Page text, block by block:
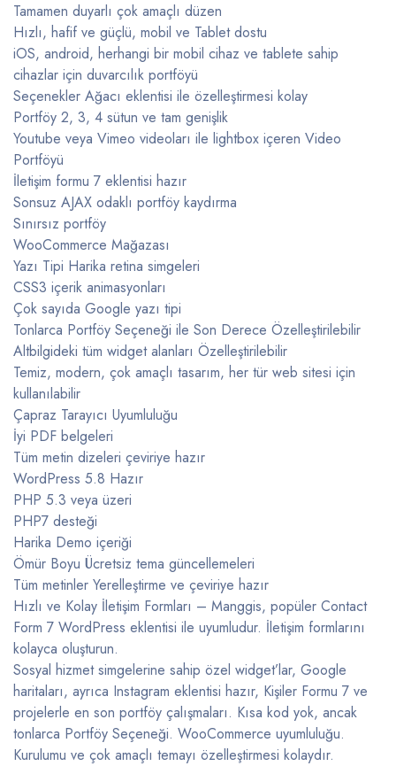
Tamamen duyarlı çok amaçlı düzen
Hızlı, hafif ve güçlü, mobil ve Tablet dostu
iOS, android, herhangi bir mobil cihaz ve tablete sahip
cihazlar için duvarcılık portföyü
Seçenekler Ağacı eklentisi ile özelleştirmesi kolay
Portföy 2, 3, 4 sütun ve tam genişlik
Youtube veya Vimeo videoları ile lightbox içeren Video
Portföyü
İletişim formu 7 eklentisi hazır
Sonsuz AJAX odaklı portföy kaydırma
Sınırsız portföy
WooCommerce Mağazası
Yazı Tipi Harika retina simgeleri
CSS3 içerik animasyonları
Çok sayıda Google yazı tipi
Tonlarca Portföy Seçeneği ile Son Derece Özelleştirilebilir
Altbilgideki tüm widget alanları Özelleştirilebilir
Temiz, modern, çok amaçlı tasarım, her tür web sitesi için
kullanılabilir
Çapraz Tarayıcı Uyumluluğu
İyi PDF belgeleri
Tüm metin dizeleri çeviriye hazır
WordPress 5.8 Hazır
PHP 5.3 veya üzeri
PHP7 desteği
Harika Demo içeriği
Ömür Boyu Ücretsiz tema güncellemeleri
Tüm metinler Yerelleştirme ve çeviriye hazır
Hızlı ve Kolay İletişim Formları – Manggis, popüler Contact
Form 7 WordPress eklentisi ile uyumludur. İletişim formlarını
kolayca oluşturun.
Sosyal hizmet simgelerine sahip özel widget’lar, Google
haritaları, ayrıca Instagram eklentisi hazır, Kişiler Formu 7 ve
projelerle en son portföy çalışmaları. Kısa kod yok, ancak
tonlarca Portföy Seçeneği. WooCommerce uyumluluğu.
Kurulumu ve çok amaçlı temayı özelleştirmesi kolaydır.